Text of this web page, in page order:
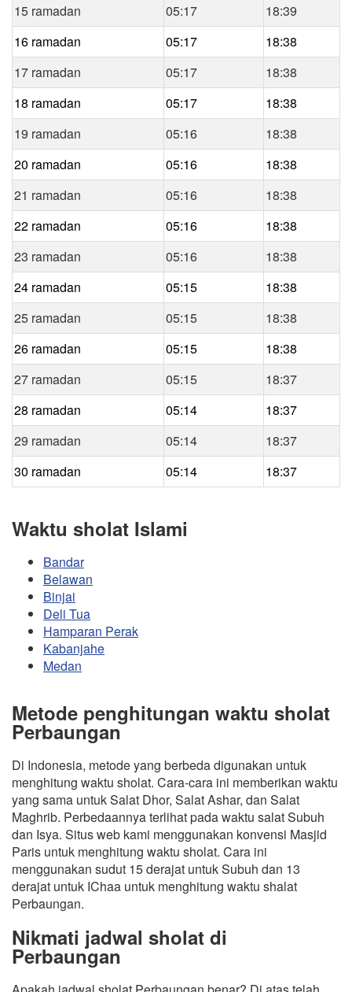
15 ramadan
05:17
18:39
16 ramadan
05:17
18:38
17 ramadan
05:17
18:38
18 ramadan
05:17
18:38
19 ramadan
05:16
18:38
20 ramadan
05:16
18:38
21 ramadan
05:16
18:38
22 ramadan
05:16
18:38
23 ramadan
05:16
18:38
24 ramadan
05:15
18:38
25 ramadan
05:15
18:38
26 ramadan
05:15
18:38
27 ramadan
05:15
18:37
28 ramadan
05:14
18:37
29 ramadan
05:14
18:37
30 ramadan
05:14 18:37
Waktu sholat Islami
Bandar
Belawan
Binjai
Deli Tua
Hamparan Perak
Kabanjahe
Medan
Metode penghitungan waktu sholat
Perbaungan
Di Indonesia, metode yang berbeda digunakan untuk
menghitung waktu sholat. Cara-cara ini memberikan waktu
yang sama untuk Salat Dhor, Salat Ashar, dan Salat
Maghrib. Perbedaannya terlihat pada waktu salat Subuh
dan Isya. Situs web kami menggunakan konvensi Masjid
Paris untuk menghitung waktu sholat. Cara ini
menggunakan sudut 15 derajat untuk Subuh dan 13
derajat untuk IChaa untuk menghitung waktu shalat
Perbaungan.
Nikmati jadwal sholat di
Perbaungan